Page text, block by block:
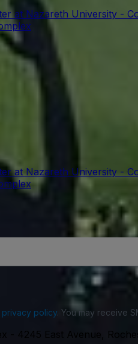
at Nazareth University -
at Nazareth University -
privacy policy. You may receive
- 4245 East Avenue,